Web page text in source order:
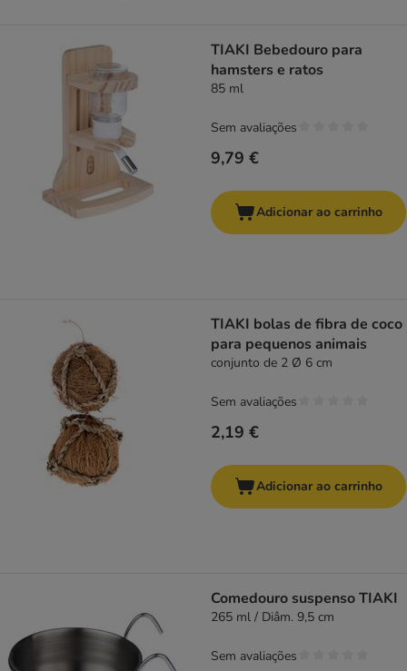
TIAKI Bebedouro para
hamsters e ratos
85 ml
9,79 €
Sem avaliações
Adicionar ao carrinho
TIAKI bolas de fibra de coco
para pequenos animais
conjunto de 2 Ø 6 cm
2,19 €
Sem avaliações
Adicionar ao carrinho
Comedouro suspenso TIAKI
265 ml / Diâm. 9,5 cm
Sem avaliações